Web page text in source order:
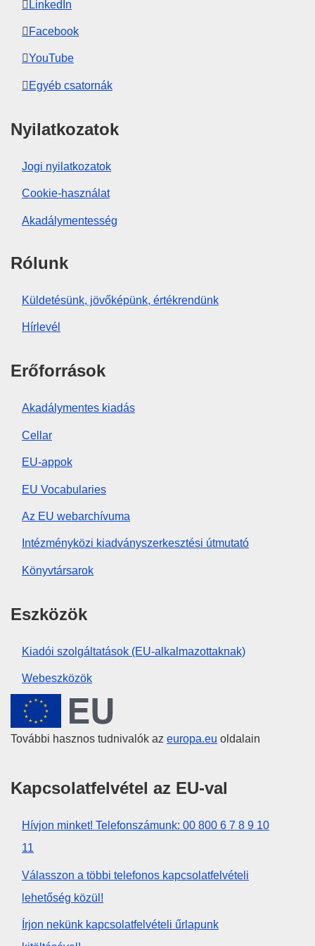
LinkedIn
Facebook
YouTube
Egyéb csatornák
Nyilatkozatok
Jogi nyilatkozatok
Cookie-használat
Akadálymentesség
Rólunk
Küldetésünk, jövőképünk, értékrendünk
Hírlevél
Erőforrások
Akadálymentes kiadás
Cellar
EU-appok
EU Vocabularies
Az EU webarchívuma
Intézményközi kiadványszerkesztési útmutató
Könyvtársarok
Eszközök
Kiadói szolgáltatások (EU-alkalmazottaknak)
Webeszközök
Európai Unió
További hasznos tudnivalók az europa.eu oldalain
Kapcsolatfelvétel az EU-val
Hívjon minket! Telefonszámunk: 00 800 6 7 8 9 10
11
Válasszon a többi telefonos kapcsolatfelvételi
lehetőség közül!
Írjon nekünk kapcsolatfelvételi űrlapunk